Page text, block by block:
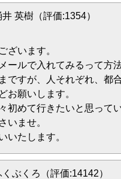
井 英樹（評価:1354）
ざいます。
ールで入れてみるって方
ですが、人それぞれ、都
お願いします。
初めて行きたいと思って
いませ。
いたします。
くぶくろ（評価:14142）